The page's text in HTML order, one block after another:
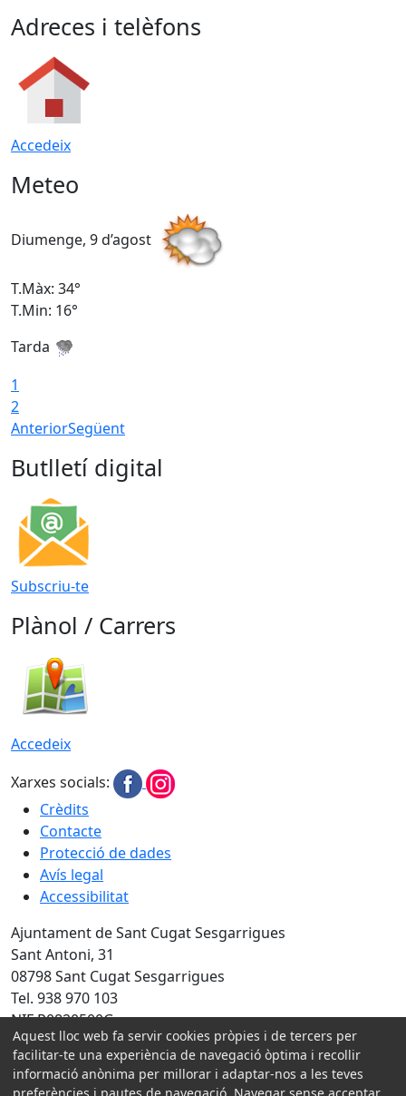
Adreces i telèfons
Accedeix
Meteo
Diumenge, 9 d’agost
T.Màx: 34°
T.Min: 16°
Tarda
1
2
AnteriorSegüent
Butlletí digital
Subscriu-te
Plànol / Carrers
Accedeix
Xarxes socials:
Crèdits
Contacte
Protecció de dades
Avís legal
Accessibilitat
Ajuntament de Sant Cugat Sesgarrigues
Sant Antoni, 31
08798 Sant Cugat Sesgarrigues
Tel. 938 970 103
NIF P0820500G
Amb la col·laboració de:
Aquest lloc web fa servir cookies pròpies i de tercers per
facilitar-te una experiència de navegació òptima i recollir
informació anònima per millorar i adaptar-nos a les teves